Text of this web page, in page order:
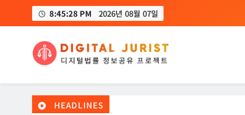
8:45:29 PM 2026년 08월 07일
디지털주리스트
HEADLINES